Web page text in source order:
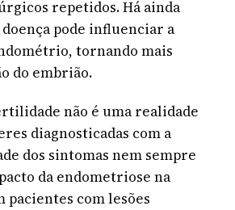
repetidos. Há ainda
pode influenciar a
tornando mais
do embrião.
não é uma realidade
diagnosticadas com a
dos sintomas nem sempre
da endometriose na
com lesões